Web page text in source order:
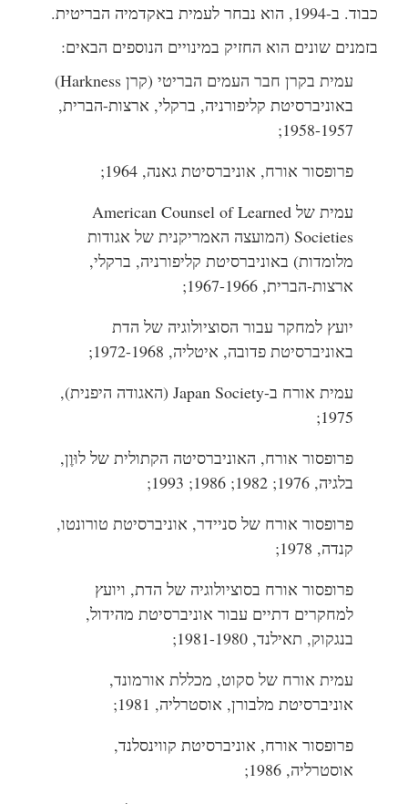
כבוד. ב-1994, הוא נבחר לעמית באקדמיה הבריטית.
בזמנים שונים הוא החזיק במינויים הנוספים הבאים:
עמית בקרן חבר העמים הבריטי (קרן Harkness)
באוניברסיטת קליפורניה, ברקלי, ארצות-הברית,
1958-1957;
פרופסור אורח, אוניברסיטת גאנה, 1964;
עמית של American Counsel of Learned
Societies (המועצה האמריקנית של אגודות
מלומדות) באוניברסיטת קליפורניה, ברקלי,
ארצות-הברית,1967-1966;
יועץ למחקר עבור הסוציולוגיה של הדת
באוניברסיטת פדובה, איטליה,1972-1968;
עמית אורח ב-Japan Society (האגודה היפנית),
1975;
פרופסור אורח, האוניברסיטה הקתולית של לוּוֶן,
בלגיה, 1976; 1982; 1986; 1993;
פרופסור אורח של סניידר, אוניברסיטת טורונטו,
קנדה, 1978;
פרופסור אורח בסוציולוגיה של הדת, ויועץ
למחקרים דתיים עבור אוניברסיטת מהידול,
בנגקוק, תאילנד, 1981-1980;
עמית אורח של סקוט, מכללת אורמונד,
אוניברסיטת מלבורן, אוסטרליה, 1981;
פרופסור אורח, אוניברסיטת קווינסלנד,
אוסטרליה, 1986;